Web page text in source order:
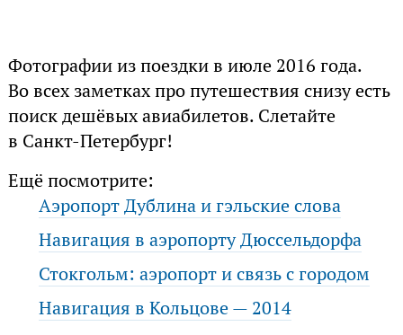
Фотографии из поездки в июле 2016 года.
Во всех заметках про путешествия снизу есть
поиск дешёвых авиабилетов. Слетайте
в Санкт-Петербург!
Ещё посмотрите:
Аэропорт Дублина и гэльские слова
Навигация в аэропорту Дюссельдорфа
Стокгольм: аэропорт и связь с городом
Навигация в Кольцове — 2014